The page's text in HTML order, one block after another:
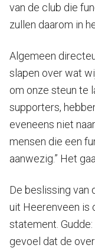
van de club die
zullen daarom in
Algemeen
slapen over wat
om onze steun te
supporters,
eveneens niet
mensen die een
aanwezig.” Het
De beslissing van
uit Heerenveen is
statement.
gevoel dat de